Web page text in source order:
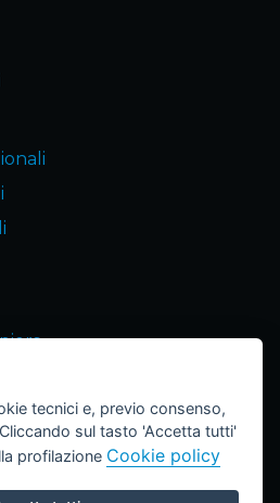
tecnici e, previo consenso,
sul tasto 'Accetta tutti'
profilazione Cookie policy